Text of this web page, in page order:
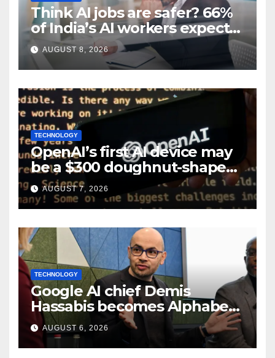
Think AI jobs are safer? 66%
of India’s AI workers expect
layoffs
AUGUST 8, 2026
TECHNOLOGY
OpenAI’s first AI device may
be a $300 doughnut-shaped
smart speaker: Report
AUGUST 7, 2026
TECHNOLOGY
Google AI chief Demis
Hassabis becomes Alphabet
chief scientist in leadership
shakeup
AUGUST 6, 2026